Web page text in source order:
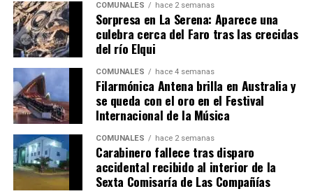
COMUNALES hace 2 semanas
Sorpresa en La Serena: Aparece una
culebra cerca del Faro tras las crecidas
del río Elqui
COMUNALES hace 4 semanas
Filarmónica Antena brilla en Australia y
se queda con el oro en el Festival
Internacional de la Música
COMUNALES hace 2 semanas
Carabinero fallece tras disparo
accidental recibido al interior de la
Sexta Comisaría de Las Compañías